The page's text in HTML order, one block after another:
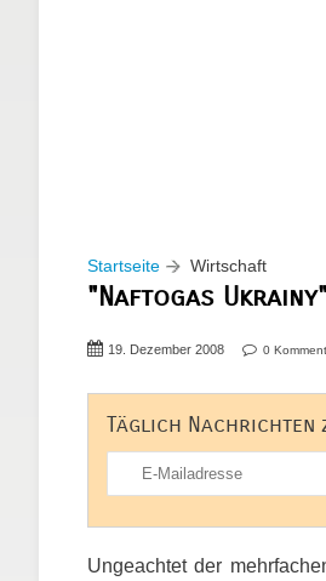
Startseite Wirtschaft
"Naftogas
19. Dezember 2008 0
Täglich
Ungeachtet der